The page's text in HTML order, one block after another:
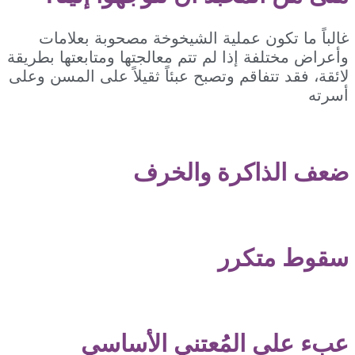
تكون عملية الشيخوخة مصحوبة بعلامات
إذا لم تتم معالجتها ومتابعتها بطريقة
تتفاقم وتصبح عبئاً ثقيلاً على المسن وعلى
والخرف
متكرر
المُعتني الأساسي